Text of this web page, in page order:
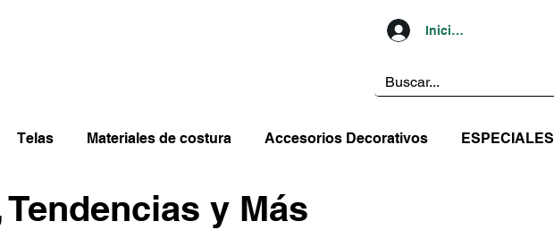
Iniciar sesión
Telas Materiales de costura Accesorios Decorativos ESPECIALES
y Más